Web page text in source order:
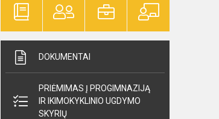
DOKUMENTAI
PRIĖMIMAS Į PROGIMNAZIJĄ
IR IKIMOKYKLINIO UGDYMO
SKYRIŲ